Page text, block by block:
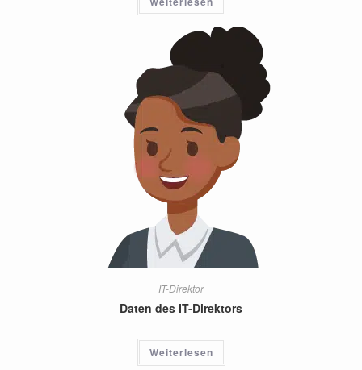
IT-Direktor
Daten des IT-Direktors
Weiterlesen